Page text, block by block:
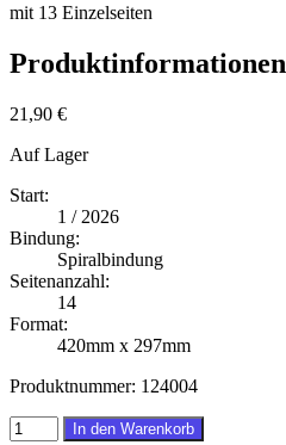
mit 13 Einzelseiten
Produktinformationen
21,90 €
Auf Lager
Start:
1 / 2026
Bindung:
Spiralbindung
Seitenanzahl:
14
Format:
420mm x 297mm
Produktnummer: 124004
In den Warenkorb